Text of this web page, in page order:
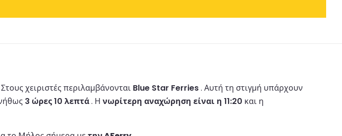
Στους χειριστές περιλαμβάνονται Blue Star Ferries. Αυτή τη στιγμή υπάρχουν
3 ώρες 10 λεπτά. Η νωρίτερη αναχώρηση είναι η 11:20 και η